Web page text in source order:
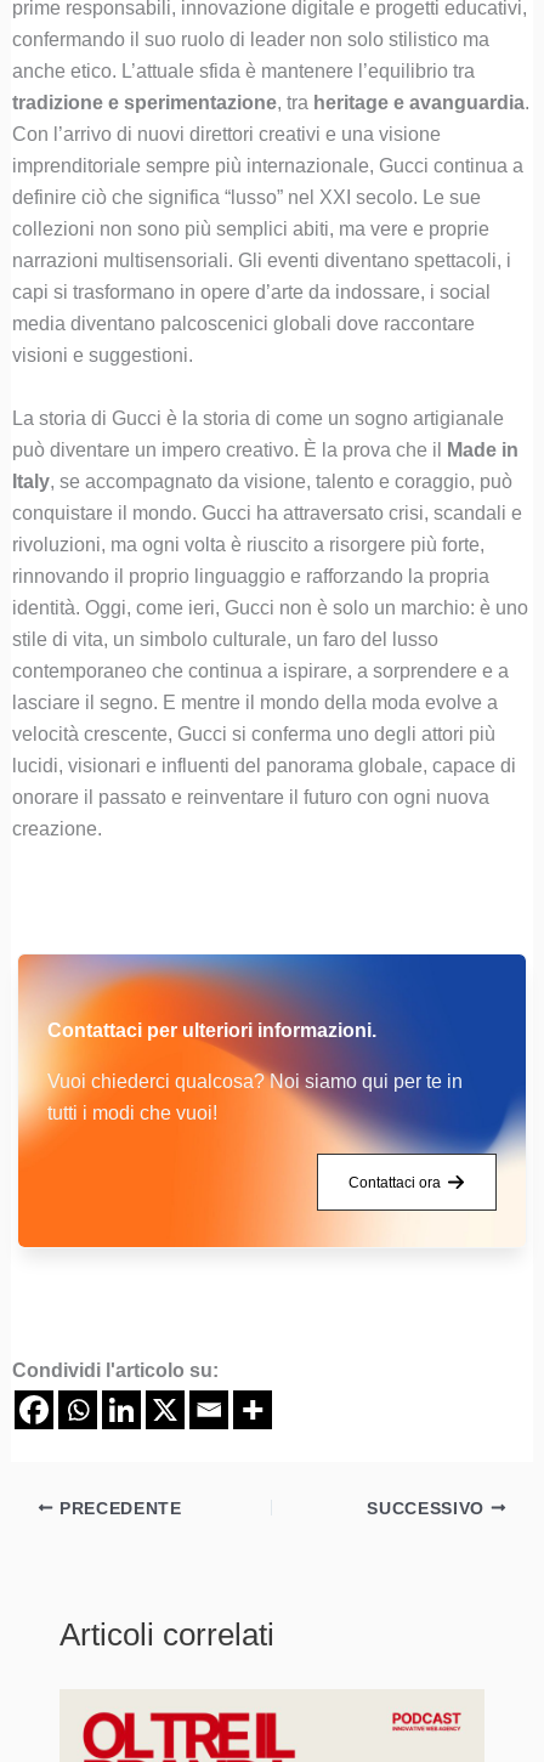
prime responsabili, innovazione digitale e progetti educativi,
confermando il suo ruolo di leader non solo stilistico ma
anche etico. L’attuale sfida è mantenere l’equilibrio tra
tradizione e sperimentazione, tra heritage e avanguardia.
Con l’arrivo di nuovi direttori creativi e una visione
imprenditoriale sempre più internazionale, Gucci continua a
definire ciò che significa “lusso” nel XXI secolo. Le sue
collezioni non sono più semplici abiti, ma vere e proprie
narrazioni multisensoriali. Gli eventi diventano spettacoli, i
capi si trasformano in opere d’arte da indossare, i social
media diventano palcoscenici globali dove raccontare
visioni e suggestioni.
La storia di Gucci è la storia di come un sogno artigianale
può diventare un impero creativo. È la prova che il
Made in
Italy, se accompagnato da visione, talento e coraggio, può
conquistare il mondo. Gucci ha attraversato crisi, scandali e
rivoluzioni, ma ogni volta è riuscito a risorgere più forte,
rinnovando il proprio linguaggio e rafforzando la propria
identità. Oggi, come ieri, Gucci non è solo un marchio: è uno
stile di vita, un simbolo culturale, un faro del lusso
contemporaneo che continua a ispirare, a sorprendere e a
lasciare il segno. E mentre il mondo della moda evolve a
velocità crescente, Gucci si conferma uno degli attori più
lucidi, visionari e influenti del panorama globale, capace di
onorare il passato e reinventare il futuro con ogni nuova
creazione.
Contattaci per ulteriori informazioni.
Vuoi chiederci qualcosa? Noi siamo qui per te in
tutti i modi che vuoi!
Contattaci ora
Condividi l'articolo su:
PRECEDENTE SUCCESSIVO
Articoli correlati